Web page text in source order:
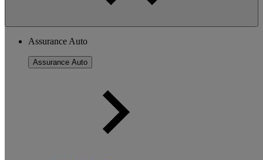
Assurance Auto
Assurance Auto